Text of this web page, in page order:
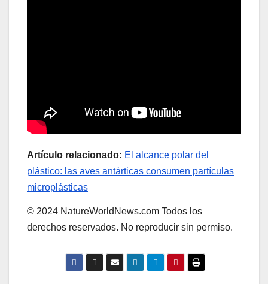
Artículo relacionado: El alcance polar del
plástico: las aves antárticas consumen partículas
microplásticas
© 2024 NatureWorldNews.com Todos los
derechos reservados. No reproducir sin permiso.